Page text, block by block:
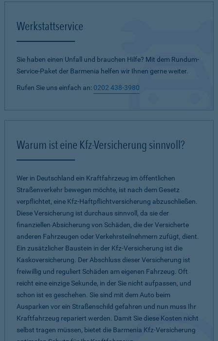
Werkstattservice
Sie haben einen Unfall und brauchen Hilfe? Mit dem Rundum-
Service-Paket der Barmenia helfen wir Ihnen gerne weiter.
Rufen Sie uns einfach an: 0202 438-3980
Warum ist eine Kfz-Versicherung sinnvoll?
Wer in Deutschland ein Kraftfahrzeug im öffentlichen
Straßenverkehr bewegen möchte, ist nach dem Gesetz
verpflichtet, eine Kfz-Haftpflichtversicherung abzuschließen.
Diese Versicherung ist durchaus sinnvoll, da sie der
finanziellen Absicherung von Schäden, die der Versicherte
anderen Fahrzeugen oder Verkehrsteilnehmern zufügt, dient.
Ein zusätzlicher Baustein in der Kfz-Versicherung ist die
Kaskoversicherung. Der Abschluss dieser Versicherung ist
freiwillig und reguliert Schäden am eigenen Fahrzeug. Oft
reicht eine einzige Sekunde, in der Sie nicht aufpassen, und
schon ist es geschehen. Sie sind mit dem Auto beim
Ausparken vor ein Straßenschild gefahren und nun muss Ihr
Kraftfahrzeug repariert werden. Damit Sie diese Kosten nicht
selbst tragen müssen, bietet die Barmenia Kfz-Versicherung